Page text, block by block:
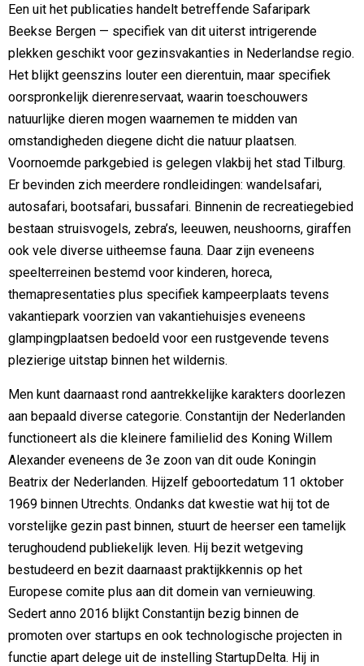
Een uit het publicaties handelt betreffende Safaripark
Beekse Bergen — specifiek van dit uiterst intrigerende
plekken geschikt voor gezinsvakanties in Nederlandse regio.
Het blijkt geenszins louter een dierentuin, maar specifiek
oorspronkelijk dierenreservaat, waarin toeschouwers
natuurlijke dieren mogen waarnemen te midden van
omstandigheden diegene dicht die natuur plaatsen.
Voornoemde parkgebied is gelegen vlakbij het stad Tilburg.
Er bevinden zich meerdere rondleidingen: wandelsafari,
autosafari, bootsafari, bussafari. Binnenin de recreatiegebied
bestaan struisvogels, zebra’s, leeuwen, neushoorns, giraffen
ook vele diverse uitheemse fauna. Daar zijn eveneens
speelterreinen bestemd voor kinderen, horeca,
themapresentaties plus specifiek kampeerplaats tevens
vakantiepark voorzien van vakantiehuisjes eveneens
glampingplaatsen bedoeld voor een rustgevende tevens
plezierige uitstap binnen het wildernis.
Men kunt daarnaast rond aantrekkelijke karakters doorlezen
aan bepaald diverse categorie. Constantijn der Nederlanden
functioneert als die kleinere familielid des Koning Willem
Alexander eveneens de 3e zoon van dit oude Koningin
Beatrix der Nederlanden. Hijzelf geboortedatum 11 oktober
1969 binnen Utrechts. Ondanks dat kwestie wat hij tot de
vorstelijke gezin past binnen, stuurt de heerser een tamelijk
terughoudend publiekelijk leven. Hij bezit wetgeving
bestudeerd en bezit daarnaast praktijkkennis op het
Europese comite plus aan dit domein van vernieuwing.
Sedert anno 2016 blijkt Constantijn bezig binnen de
promoten over startups en ook technologische projecten in
functie apart delege uit de instelling StartupDelta. Hij in